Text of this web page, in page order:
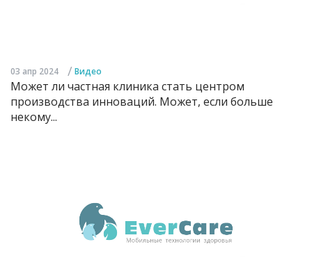
03 апр 2024 / Видео
Может ли частная клиника стать центром
производства инноваций. Может, если больше
некому...